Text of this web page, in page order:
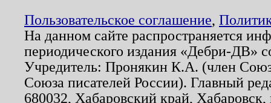
Пользовательское соглашение,
На данном сайте распространяется
периодического издания «Дебри-ДВ»
Учредитель: Пронякин К.А. (член
Союза писателей России). Главный
680032, Хабаровский край,